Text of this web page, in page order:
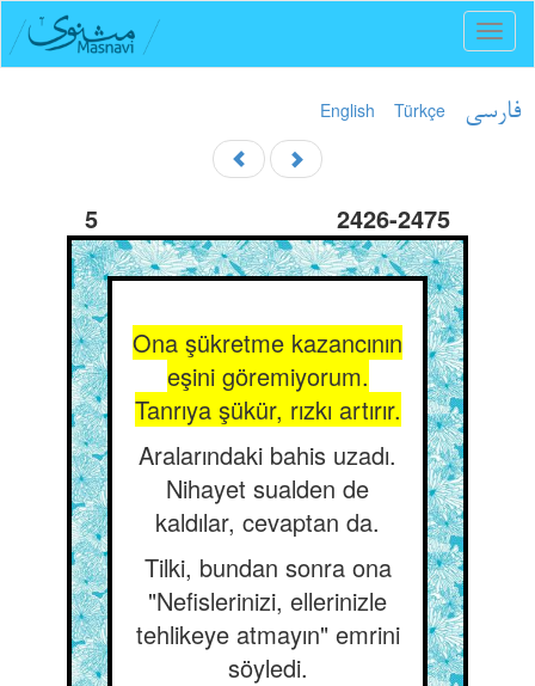
English Türkçe فارسی
5 2426-2475
Ona şükretme kazancının
eşini göremiyorum.
Tanrıya şükür, rızkı artırır.
Aralarındaki bahis uzadı.
Nihayet sualden de
kaldılar, cevaptan da.
Tilki, bundan sonra ona
"Nefislerinizi, ellerinizle
tehlikeye atmayın" emrini
söyledi.